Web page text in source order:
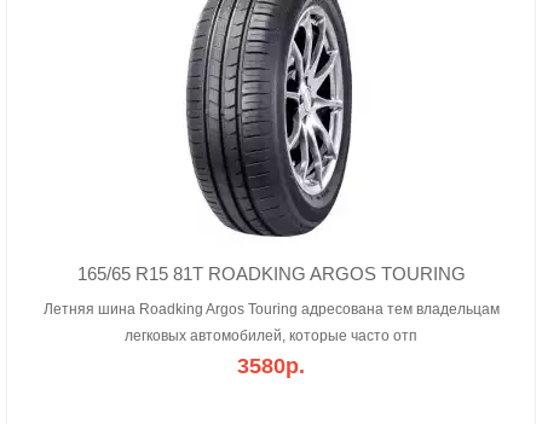
165/65 R15 81T ROADKING ARGOS TOURING
Летняя шина Roadking Argos Touring адресована тем владельцам
легковых автомобилей, которые часто отп
3580р.